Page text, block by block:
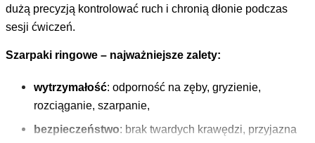
dużą precyzją kontrolować ruch i chronią dłonie podczas
sesji ćwiczeń.
Szarpaki ringowe – najważniejsze zalety:
wytrzymałość: odporność na zęby, gryzienie,
rozciąganie, szarpanie,
bezpieczeństwo: brak twardych krawędzi, przyjazna